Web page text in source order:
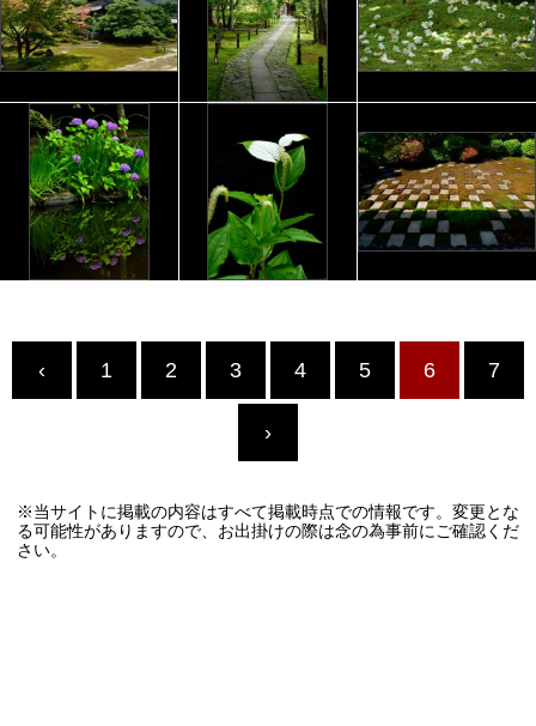
‹ 1 2 3 4 5 6 7
›
※当サイトに掲載の内容はすべて掲載時点での情報です。変更とな
る可能性がありますので、お出掛けの際は念の為事前にご確認くだ
さい。